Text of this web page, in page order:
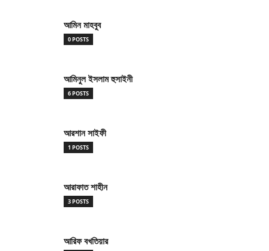
আমিন মাহবুব
0 POSTS
আমিনুল ইসলাম হুসাইনী
6 POSTS
আরশান সাইফী
1 POSTS
আরাফাত শাহীন
3 POSTS
আরিফ বখতিয়ার